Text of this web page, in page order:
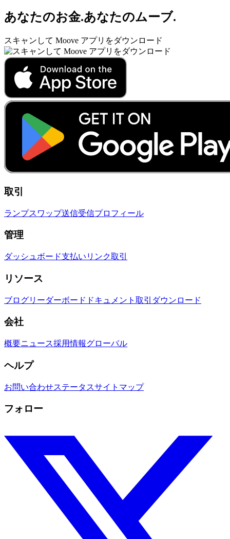
あなたのお金.あなたのムーブ.
スキャンして Moove アプリをダウンロード
取引
ランプスワップ送信受信プロフィール
管理
ダッシュボード支払いリンク取引
リソース
ブログリーダーボード ドキュメント 取引 ダウンロード
会社
概要ニュース採用情報グローバル
ヘルプ
お問い合わせステータスサイトマップ
フォロー